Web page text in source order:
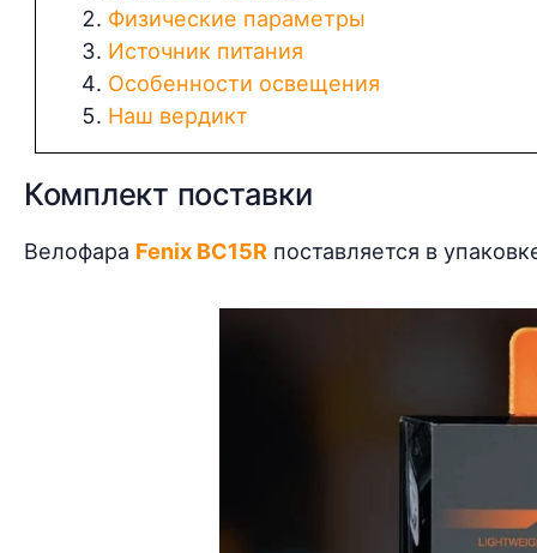
Физические параметры
Источник питания
Особенности освещения
Наш вердикт
Комплект поставки
Велофара Fenix BC15R поставляется в